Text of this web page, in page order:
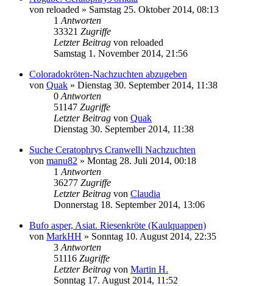
von reloaded » Samstag 25. Oktober 2014, 08:13
1 Antworten
33321 Zugriffe
Letzter Beitrag von reloaded
Samstag 1. November 2014, 21:56
Coloradokröten-Nachzuchten abzugeben
von Quak » Dienstag 30. September 2014, 11:38
0 Antworten
51147 Zugriffe
Letzter Beitrag von Quak
Dienstag 30. September 2014, 11:38
Suche Ceratophrys Cranwelli Nachzuchten
von manu82 » Montag 28. Juli 2014, 00:18
1 Antworten
36277 Zugriffe
Letzter Beitrag von Claudia
Donnerstag 18. September 2014, 13:06
Bufo asper, Asiat. Riesenkröte (Kaulquappen)
von MarkHH » Sonntag 10. August 2014, 22:35
3 Antworten
51116 Zugriffe
Letzter Beitrag von Martin H.
Sonntag 17. August 2014, 11:52